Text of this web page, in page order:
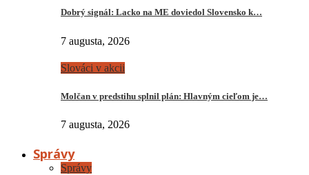
Dobrý signál: Lacko na ME doviedol Slovensko k…
7 augusta, 2026
Slováci v akcii
Molčan v predstihu splnil plán: Hlavným cieľom je…
7 augusta, 2026
Správy
Správy